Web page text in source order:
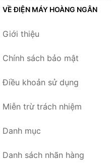
VỀ ĐIỆN MÁY HOÀNG NGÂN
Giới thiệu
Chính sách bảo mật
Điều khoản sử dụng
Miễn trừ trách nhiệm
Danh mục
Danh sách nhãn hàng